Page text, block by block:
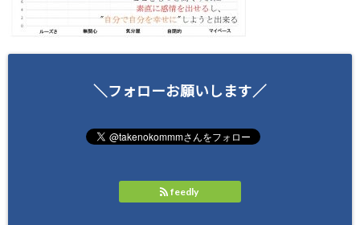
＼フォローお願いします／
feedly